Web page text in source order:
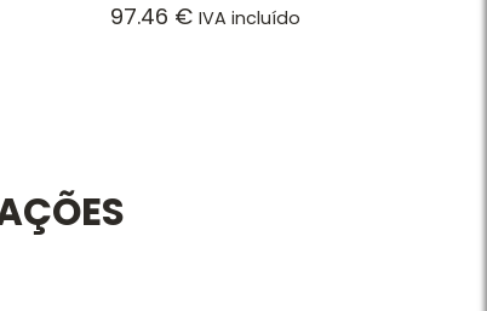
97.46 € IVA incluído